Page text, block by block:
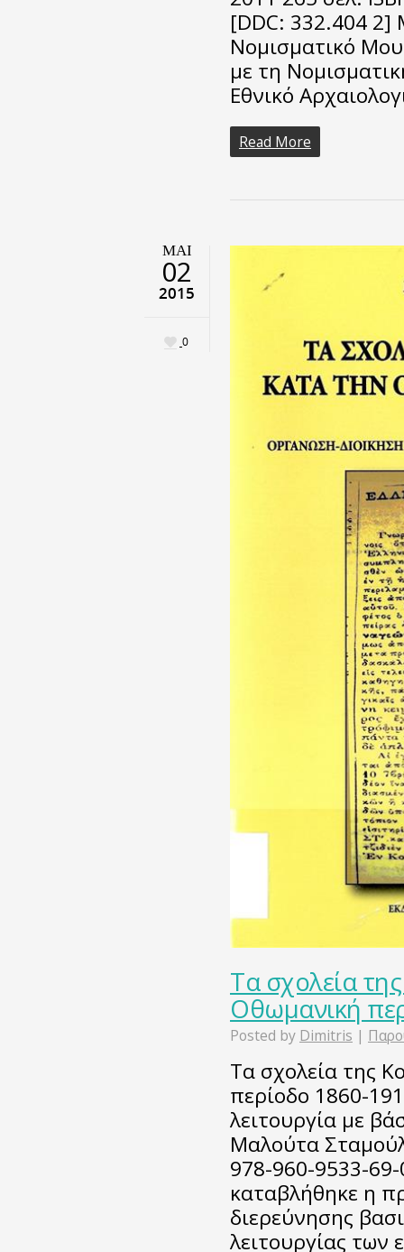
[DDC: 332.404 2]
Νομισματικό
με τη
Εθνικό
Read More
ΜΑΙ
02
2015
0
Τα σχολεία
Οθωμανική
Posted by Dimitris |
Τα σχολεία της
περίοδο 1860-
λειτουργία με
Μαλούτα
978-960-9533-
καταβλήθηκε η
διερεύνησης
λειτουργίας των